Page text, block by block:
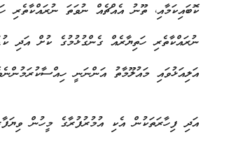
ކޮބައިކަމާއި، ތޫނު އެއްޗެއް ނުވަތަ ނުރައްކާތެރި
ނުރައްކާތެރި ހަތިޔާރެއް ގެންގުޅުމުގެ ކުށް އަދި
އަލިއަޅުވައި މައުލޫމާތު އަންނަނީ
އަދި ފިހާރަތަކުން އެކި އުމުރުފުރާގެ މީހުން